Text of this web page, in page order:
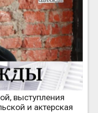
выступления
и актерская